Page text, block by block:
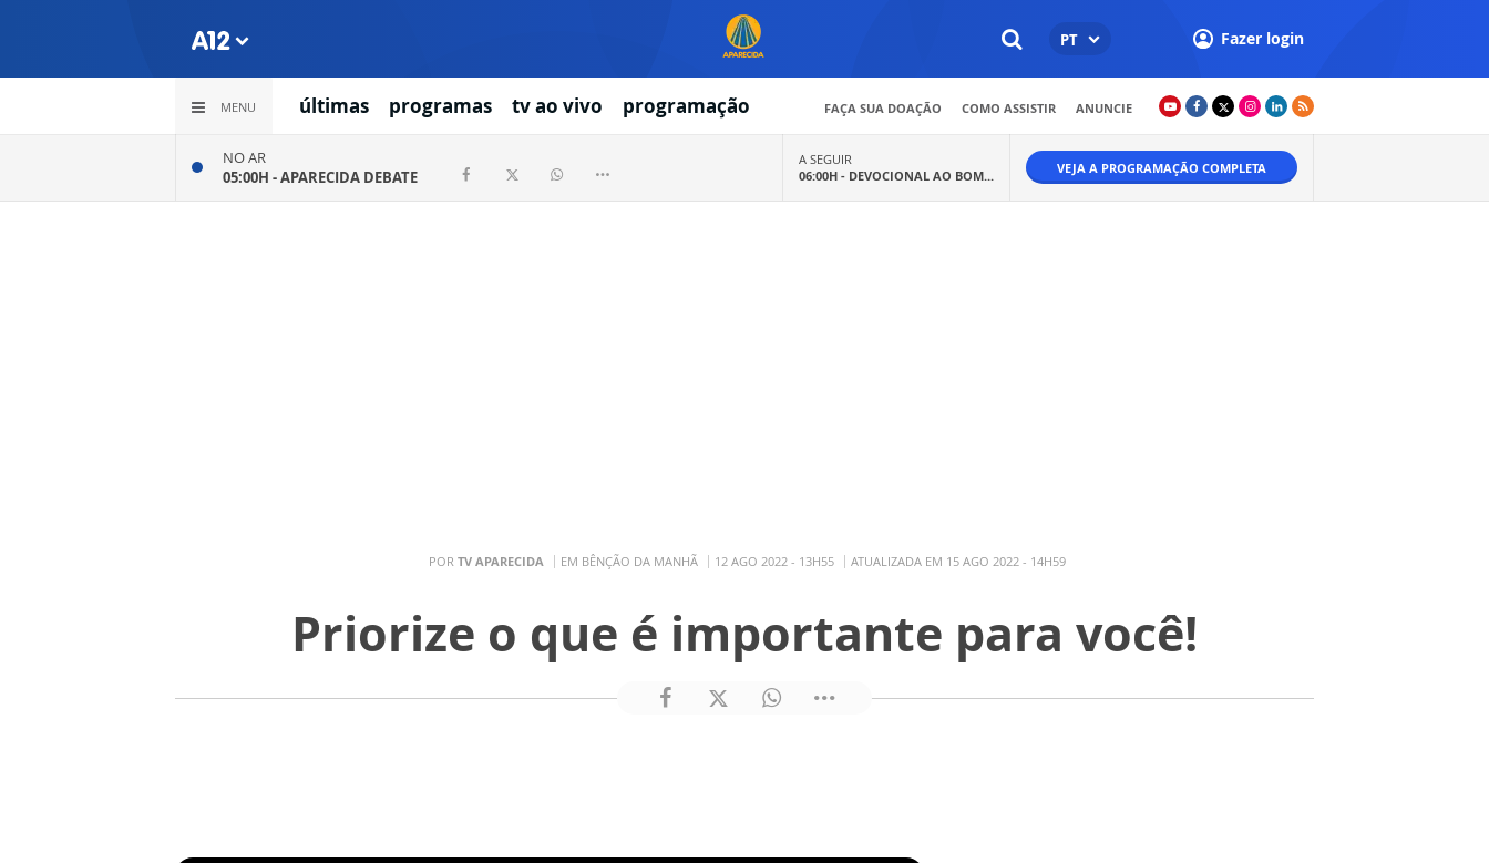
PT Fazer login
MENU últimas programas tv ao vivo programação FAÇA SUA DOAÇÃO COMO ASSISTIR ANUNCIE
NO AR
05:00H -APARECIDA DEBATE
A SEGUIR
06:00H - DEVOCIONAL AO BOM... VEJA A PROGRAMAÇÃO COMPLETA
POR TV APARECIDA EM BÊNÇÃO DA MANHÃ 12 AGO 2022 - 13H55 ATUALIZADA EM 15 AGO 2022 - 14H59
Priorize o que é importante para você!